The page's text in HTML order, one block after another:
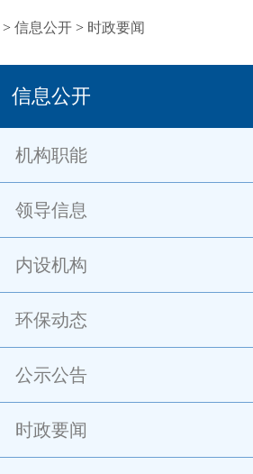
> 信息公开 > 时政要闻
信息公开
机构职能
领导信息
内设机构
环保动态
公示公告
时政要闻